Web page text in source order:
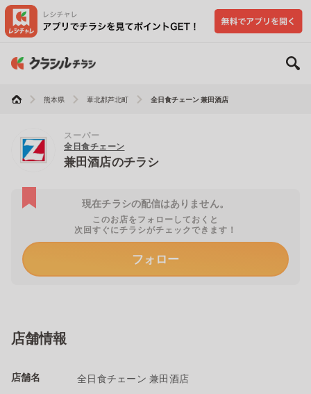
熊本県 葦北郡芦北町 全日食チェーン 兼田酒店
スーパー
全日食チェーン
兼田酒店のチラシ
現在チラシの配信はありません。
このお店をフォローしておくと
次回すぐにチラシがチェックできます！
フォロー
店舗情報
店舗名 全日食チェーン 兼田酒店